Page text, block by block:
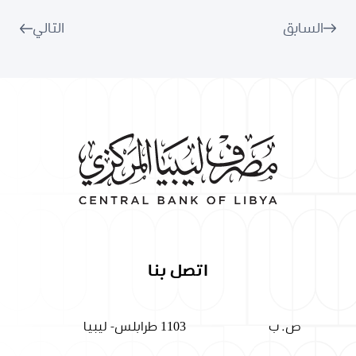
السابق التالي
اتصل بنا
ص. ب 1103 طرابلس- ليبيا